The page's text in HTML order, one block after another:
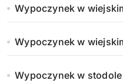
Wypoczynek w
Wypoczynek w
Wypoczynek w